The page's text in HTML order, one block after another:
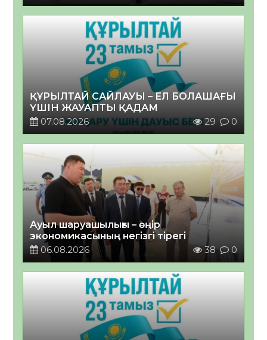
ҚҰРЫЛТАЙ САЙЛАУЫ – ЕЛ БОЛАШАҒЫ
ҮШІН ЖАУАПТЫ ҚАДАМ
07.08.2026
29 0
Ауыл шаруашылығы – өңір
экономикасының негізгі тірегі
06.08.2026
38 0